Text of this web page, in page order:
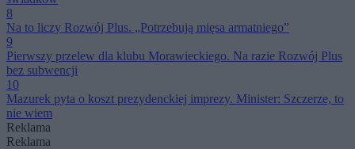
8
Na to liczy Rozwój Plus. „Potrzebują mięsa armatniego”
9
Pierwszy przelew dla klubu Morawieckiego. Na razie Rozwój Plus
bez subwencji
10
Mazurek pyta o koszt prezydenckiej imprezy. Minister: Szczerze, to
nie wiem
Reklama
Reklama